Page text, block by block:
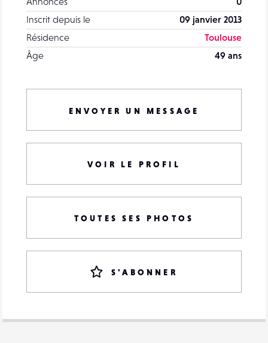
Inscrit depuis le
09 janvier 2013
Résidence
Toulouse
Âge
49 ans
ENVOYER UN MESSAGE
VOIR LE PROFIL
TOUTES SES PHOTOS
S'ABONNER